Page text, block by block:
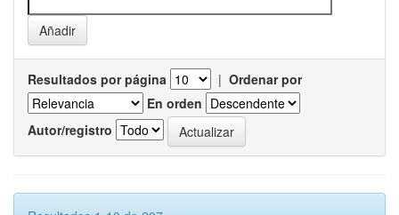
Resultados por página | Ordenar por
En orden
Autor/registro